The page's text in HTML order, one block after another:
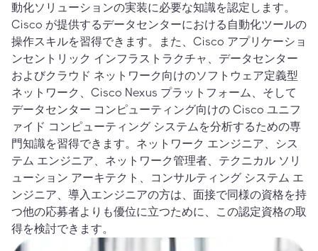
動化ソリューションの実装に必要な知識を認定します。
Cisco が提供するデータセンターにおける自動化ツールの
操作スキルを習得できます。また、Cisco アプリケーショ
ンセントリック インフラストラクチャ、データセンター
およびクラウド ネットワーク向けのソフトウェア定義型
ネットワーク、Cisco Nexus プラットフォーム、そして
データセンター コンピューティング向けの Cisco ユニフ
ァイド コンピューティング システムを分析するための専
門知識を習得できます。ネットワーク エンジニア、シス
テム エンジニア、ネットワーク管理者、テクニカル ソリ
ューション アーキテクト、コンサルティング システム エ
ンジニア、導入エンジニアの方は、面接で同様の資格を持
つ他の応募者よりも優位に立つために、この認定資格の取
得を検討できます。